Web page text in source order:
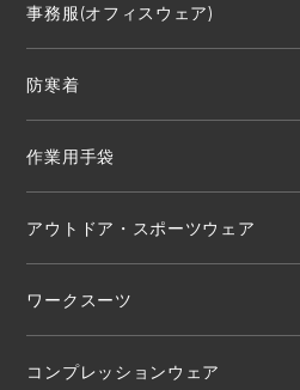
事務服(オフィスウェア)
防寒着
作業用手袋
アウトドア・スポーツウェア
ワークスーツ
コンプレッションウェア